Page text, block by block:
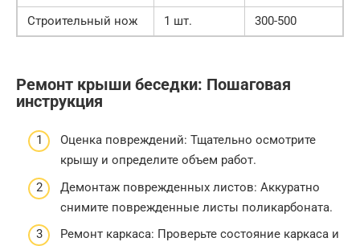
Строительный нож 1 шт. 300-500
Ремонт крыши беседки: Пошаговая
инструкция
Оценка повреждений: Тщательно осмотрите
крышу и определите объем работ.
Демонтаж поврежденных листов: Аккуратно
снимите поврежденные листы поликарбоната.
Ремонт каркаса: Проверьте состояние каркаса и